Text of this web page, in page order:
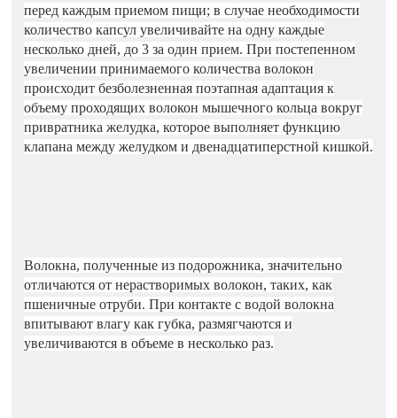
перед каждым приемом пищи; в случае необходимости
количество капсул увеличивайте на одну каждые
несколько дней, до 3 за один прием. При постепенном
увеличении принимаемого количества волокон
происходит безболезненная поэтапная адаптация к
объему проходящих волокон мышечного кольца вокруг
привратника желудка, которое выполняет функцию
клапана между желудком и двенадцатиперстной кишкой.
Волокна, полученные из подорожника, значительно
отличаются от нерастворимых волокон, таких, как
пшеничные отруби. При контакте с водой волокна
впитывают влагу как губка, размягчаются и
увеличиваются в объеме в несколько раз.